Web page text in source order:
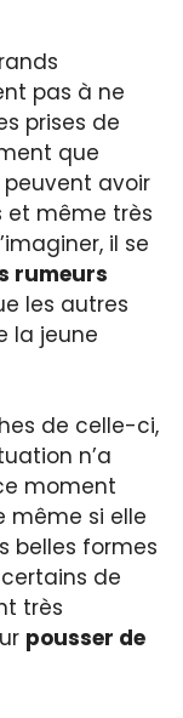
pas à ne
prises de
que
avoir
et même très
il se
rumeurs
les autres
la jeune
de celle-ci,
n’a
moment
même si elle
belles formes
de
très
pousser de